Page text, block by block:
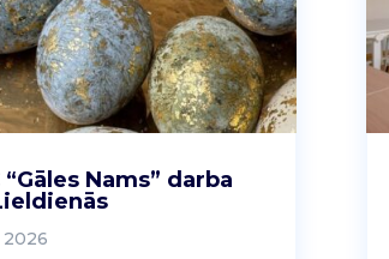
“Gāles Nams” darba
2026